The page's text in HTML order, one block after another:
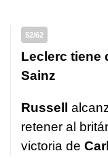
52/62
Leclerc tiene
Sainz
Russell
retener al
victoria de